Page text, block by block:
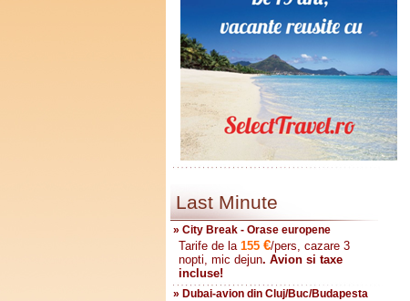
Last Minute
» City Break - Orase europene
Tarife de la 155 €/pers, cazare 3
nopti, mic dejun. Avion si taxe
incluse!
» Dubai-avion din Cluj/Buc/Budapesta